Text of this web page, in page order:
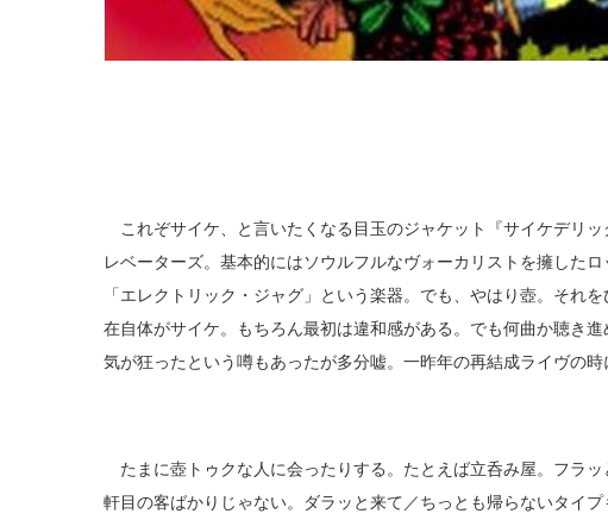
これぞサイケ、と言いたくなる目玉のジャケット『サイケデリ
レベーターズ。基本的にはソウルフルなヴォーカリストを擁した
「エレクトリック・ジャグ」という楽器。でも、やはり壺。それ
在自体がサイケ。もちろん最初は違和感がある。でも何曲か聴き
気が狂ったという噂もあったが多分嘘。一昨年の再結成ライヴの
たまに壺トゥクな人に会ったりする。たとえば立呑み屋。フラ
軒目の客ばかりじゃない。ダラッと来て／ちっとも帰らないタイ